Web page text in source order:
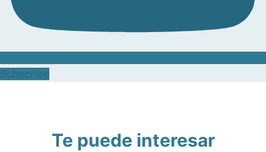
Te puede interesar